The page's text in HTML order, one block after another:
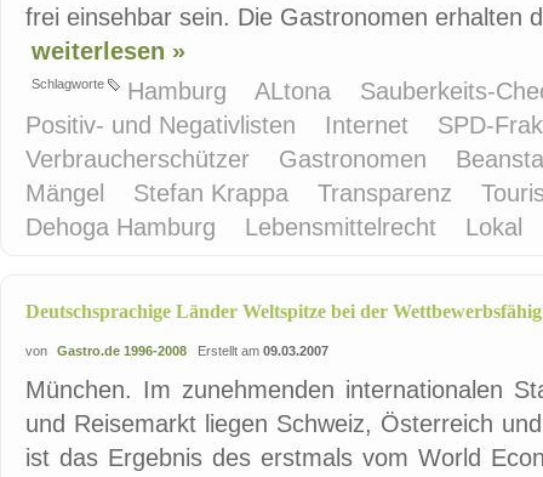
frei einsehbar sein. Die Gastronomen erhalten
weiterlesen »
Schlagworte Hamburg ALtona
Sauberkeits-
Positiv- und Negativlisten
Internet
SPD-
Verbraucherschützer
Gastronomen
Mängel
Stefan Krappa Transparenz
Dehoga Hamburg
Lebensmittelrecht Lokal
Deutschsprachige Länder Weltspitze bei der
von Gastro.de 1996-2008 Erstellt am 09.03.2007
München. Im zunehmenden internationalen
und Reisemarkt liegen Schweiz, Österreich
ist das Ergebnis des erstmals vom World